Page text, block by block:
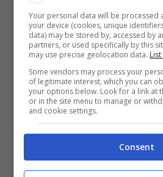
Temperature oltre
anche in Europa
E il caldo estremo, il
osserva anche in Europa
nuovi record per il mese
Spagnasi superano i 38
Your personal data will be
your device (cookies, unique
data) may be stored by, accessed by
partners, or used specifically by this
may use precise geolocation data.
Some vendors may process your
of legitimate interest, which you can
your options below. Look for a link at
or in the site menu to manage or
and cookie settings.
Consent